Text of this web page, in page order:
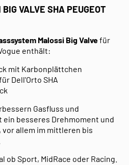
VALVE SHA PEUGEOT
Malossi Big Valvefür
enthält:
mit Karbonplättchen
Dell'Orto SHA
Gasfluss und
besseres Drehmoment und
allem im mittleren bis
ob Sport, MidRace oder Racing.